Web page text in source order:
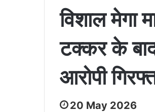
विशाल मेगा
टक्कर के
आरोपी
20 May 2026